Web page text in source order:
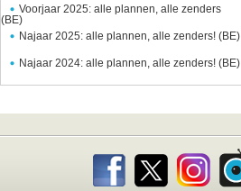
Voorjaar 2025: alle plannen, alle zenders
(BE)
Najaar 2025: alle plannen, alle zenders! (BE)
Najaar 2024: alle plannen, alle zenders! (BE)